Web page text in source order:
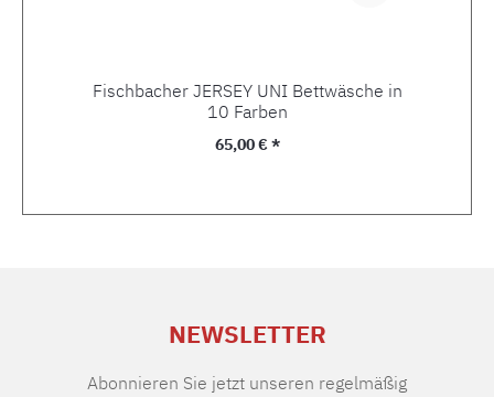
Fischbacher JERSEY UNI Bettwäsche in
10 Farben
Regulärer Preis:
65,00 € *
NEWSLETTER
Abonnieren Sie jetzt unseren regelmäßig